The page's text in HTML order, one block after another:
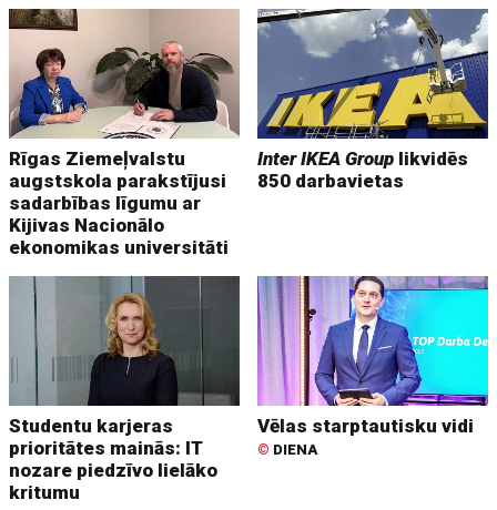
Rīgas Ziemeļvalstu
augstskola parakstījusi
sadarbības līgumu ar
Kijivas Nacionālo
ekonomikas universitāti
Inter IKEA Group likvidēs
850 darbavietas
Studentu karjeras
prioritātes mainās: IT
nozare piedzīvo lielāko
kritumu
Vēlas starptautisku vidi
© DIENA